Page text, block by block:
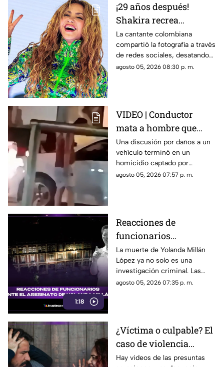
¡29 años después!
Shakira recrea
ICÓNICO meme; esta es
la historia de la
fotografía
La cantante colombiana
compartió la fotografía a través
de redes sociales, desatando
cientos de comentarios.
agosto 05, 2026 08:30 p. m.
VIDEO | Conductor
mata a hombre que
rompió su espejo
retrovisor
Una discusión por daños a un
vehículo terminó en un
homicidio captado por
testigos.
agosto 05, 2026 07:57 p. m.
1:18
Reacciones de
funcionarios
Morelenses ante el
asesinato de Yolanda
Millán, ayudante
municipal de
La muerte de Yolanda Millán
López ya no solo es una
investigación criminal. Las
reacciones continúan
fuertes. ¿Qué dijeron las
autoridades y qué sigue en el
caso?
agosto 05, 2026 07:35 p. m.
¿Víctima o culpable? El
caso de violencia
contra los hombres en
Hay videos de las presuntas